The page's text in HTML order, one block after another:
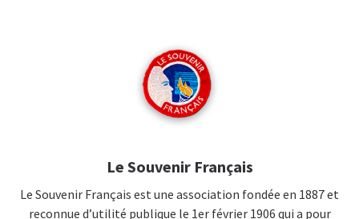
Le Souvenir Français
Le Souvenir Français est une association fondée en 1887 et
reconnue d’utilité publique le 1er février 1906 qui a pour